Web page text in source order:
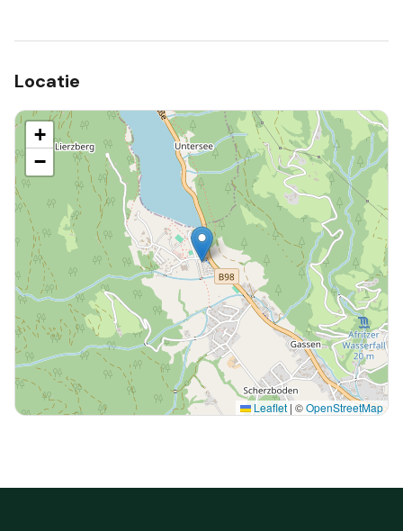
Locatie
+
−
Leaflet | ©OpenStreetMap